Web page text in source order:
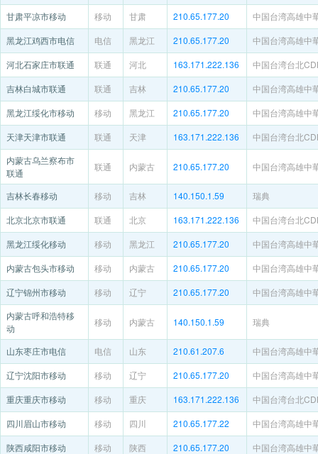
甘肃平凉市移动 移动 甘肃 210.65.177.20
中国台湾高雄中
黑龙江鸡西市电信
电信 黑龙江 210.65.177.20
中国台湾高雄中
河北石家庄市联通
联通 河北 163.171.222.136
中国台湾台北
吉林白城市联通
联通 吉林 210.65.177.20
中国台湾高雄中
黑龙江绥化市移动
移动 黑龙江 210.65.177.20
中国台湾高雄中
天津天津市联通
联通 天津 163.171.222.136
中国台湾台北
内蒙古乌兰察布市
联通
联通 内蒙古 210.65.177.20 中国台湾高雄中
吉林长春移动 移动 吉林 140.150.1.59
瑞典
北京北京市联通
联通 北京 163.171.222.136
中国台湾台北
黑龙江绥化移动
移动 黑龙江 210.65.177.20
中国台湾高雄中
内蒙古包头市移动
移动 内蒙古 210.65.177.20
中国台湾高雄中
辽宁锦州市移动
移动 辽宁 210.65.177.20
中国台湾高雄中
内蒙古呼和浩特移
动
移动 内蒙古 140.150.1.59 瑞典
山东枣庄市电信 电信 山东 210.61.207.6
中国台湾高雄中
辽宁沈阳市移动
移动 辽宁 210.65.177.20
中国台湾高雄中
重庆重庆市移动
移动 重庆 163.171.222.136
中国台湾台北
四川眉山市移动
移动 四川 210.65.177.22
中国台湾高雄中
陕西咸阳市移动
移动 陕西 210.65.177.20
中国台湾高雄中